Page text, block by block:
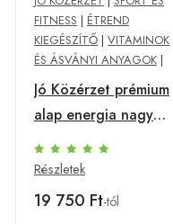
FITNESS | ÉTREND
KIEGÉSZÍTŐ | VITAMINOK
ÉS ÁSVÁNYI ANYAGOK |
Jó Közérzet prémium
alap energia nagy
dózisú multivitamin
kapszula 180 db
Részletek
19 750 Ft-tól